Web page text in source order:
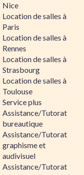
Nice
Location de salles à
Paris
Location de salles à
Rennes
Location de salles à
Strasbourg
Location de salles à
Toulouse
Service plus
Assistance/Tutorat
bureautique
Assistance/Tutorat
graphisme et
audivisuel
Assistance/Tutorat